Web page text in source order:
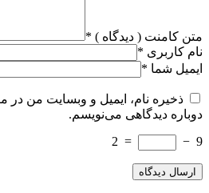
متن کامنت ( دیدگاه ) *
نام کاربری *
ایمیل شما *
ذخیره نام، ایمیل و وبسایت من در
دوباره دیدگاهی می‌نویسم.
9
−
=
2